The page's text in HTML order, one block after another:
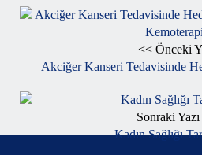
<< Önceki
Akciğer Kanseri Tedavisinde
Sonraki
Kadın Sağlığı